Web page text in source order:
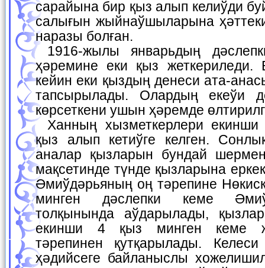
сарайына бир қыз алып келиўди
салығын жыйнаўшыларына
наразы болған.
1916-жылы январьдың дәслепки күнлеринде хан
ҳәремине еки қыз
кейин еки қыздың денеси ата-
тапсырылады. Олардың екеўи
көрсеткени ушын ҳәремде
Ханның хызметкерлери екинши рет Хожелиден 20
қыз алып кетиўге келген.
аналар қызларын бундай
мақсетинде түнде қызларына
Әмиўдәрьяның оң тәрепине
минген дәслепки кеме
толқынында аўдарылады,
екинши 4 қыз минген кеме
тәрепинен қутқарылады.
ҳәдийсеге байланыслы